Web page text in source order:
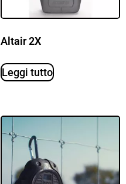
Altair 2X
Leggi tutto